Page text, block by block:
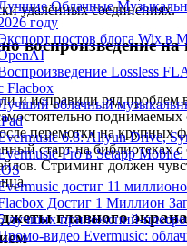
Облачные
году
постов блога Wix в
Lossless
Flacbox
облачный
6.8: Aliyun Drive,
Pro в Setapp
достиг 11
Достиг 1 Миллион
лучших приложений-
видео Evermusic:
удалённых соединениях.
воспроизведение
и исправили ряд проблем
перемотки на крупных
старт на библиотеках
Стриминг должен
главного